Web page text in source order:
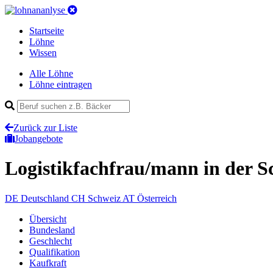
Startseite
Löhne
Wissen
Alle Löhne
Löhne eintragen
Zurück zur Liste
Jobangebote
Logistikfachfrau/mann in der
DE Deutschland CH Schweiz AT Österreich
Übersicht
Bundesland
Geschlecht
Qualifikation
Kaufkraft